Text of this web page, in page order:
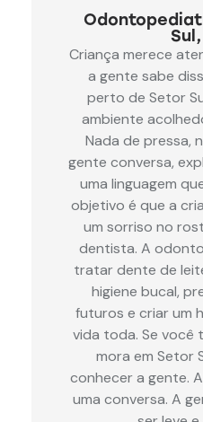
Criança merece
a gente sabe
perto de Setor
ambiente
Nada de pressa,
gente conversa,
uma linguagem
objetivo é que a
um sorriso no
dentista. A
tratar dente de
higiene bucal,
futuros e criar um
vida toda. Se você
mora em Setor
conhecer a gente.
uma conversa. A